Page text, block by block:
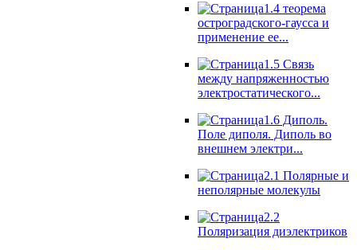
1.4 теорема
остроградского-гаусса и
применение ее...
1.5 Связь
между напряженностью
электростатического...
1.6 Диполь.
Поле диполя. Диполь во
внешнем электри...
2.1 Полярные и
неполярные молекулы
2.2
Поляризация диэлектриков